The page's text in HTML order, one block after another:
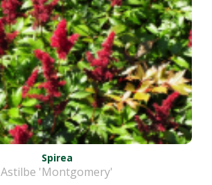
Spirea
Astilbe 'Montgomery'